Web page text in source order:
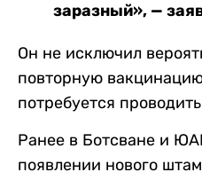
заразный», —
Он не исключил
повторную
потребуется
Ранее в Ботсване и
появлении нового